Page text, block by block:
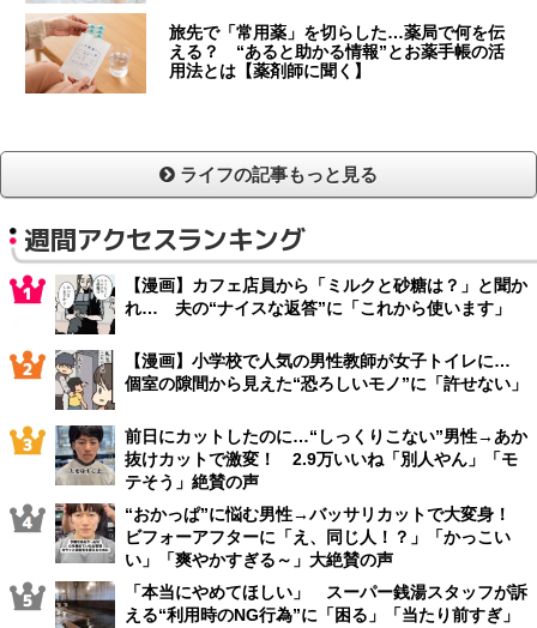
旅先で「常用薬」を切らした…薬局で何を伝
える？ “あると助かる情報”とお薬手帳の活
用法とは【薬剤師に聞く】
ライフの記事もっと見る
週間アクセスランキング
【漫画】カフェ店員から「ミルクと砂糖は？」と聞か
れ… 夫の“ナイスな返答”に「これから使います」
【漫画】小学校で人気の男性教師が女子トイレに…
個室の隙間から見えた“恐ろしいモノ”に「許せない」
前日にカットしたのに…“しっくりこない”男性→あか
抜けカットで激変！ 2.9万いいね「別人やん」「モ
テそう」絶賛の声
“おかっぱ”に悩む男性→バッサリカットで大変身！
ビフォーアフターに「え、同じ人！？」「かっこい
い」「爽やかすぎる～」大絶賛の声
「本当にやめてほしい」 スーパー銭湯スタッフが訴
える“利用時のNG行為”に「困る」「当たり前すぎ」